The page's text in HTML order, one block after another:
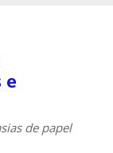
e
de papel